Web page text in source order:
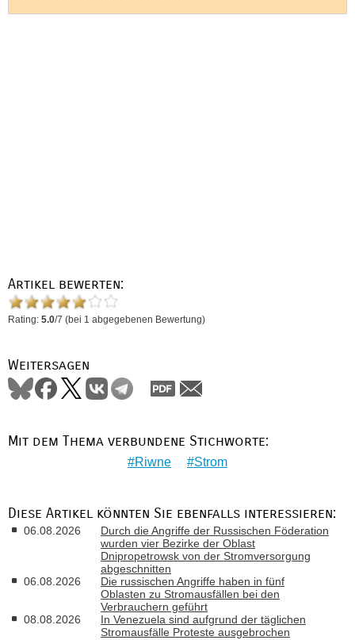
Artikel bewerten:
Rating: 5.0/7 (bei 1 abgegebenen Bewertung)
Weitersagen
Mit dem Thema verbundene Stichworte:
Riwne Strom
Diese Artikel könnten Sie ebenfalls interessieren:
06.08.2026
Durch die Angriffe der Russischen Föderation
wurden vier Bezirke der Oblast
Dnipropetrowsk von der Stromversorgung
abgeschnitten
06.08.2026
Die russischen Angriffe haben in fünf
Oblasten zu Stromausfällen bei den
Verbrauchern geführt
08.08.2026
In Venezuela sind aufgrund der täglichen
Stromausfälle Proteste ausgebrochen